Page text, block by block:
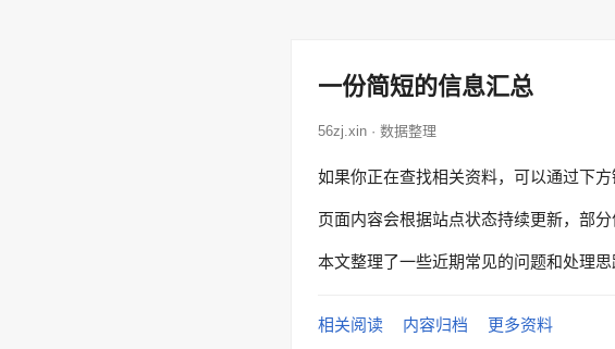
一份简短的信息汇总
56zj.xin · 数据整理
如果你正在查找相关资料，可以通过下方
页面内容会根据站点状态持续更新，部
本文整理了一些近期常见的问题和处理
相关阅读 内容归档 更多资料